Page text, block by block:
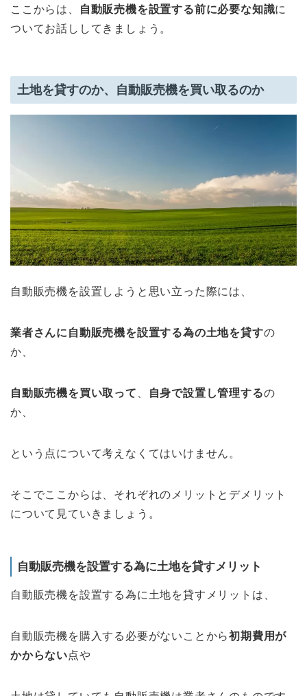
ここからは、 自動販売機を設置する前に必要な知識に
ついてお話ししてきましょう。
土地を貸すのか、自動販売機を買い取るのか
自動販売機を設置しようと思い立った際には、
業者さんに自動販売機を設置する為の土地を貸すの
か、
自動販売機を買い取って 自身で設置し管理するの
か、
という点について考えなくてはいけません。
そこでここからは、それぞれのメリットとデメリット
について見ていきましょう。
自動販売機を設置する為に土地を貸すメリット
自動販売機を設置する為に土地を貸すメリットは、
自動販売機を購入する必要がないことから初期費用が
かからない点や